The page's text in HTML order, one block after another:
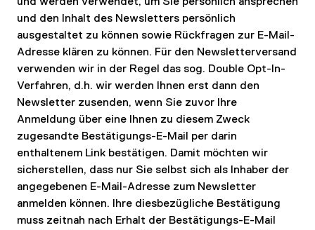
und den Inhalt des Newsletters persönlich
ausgestaltet zu können sowie Rückfragen zur E-Mail-
Adresse klären zu können. Für den Newsletterversand
verwenden wir in der Regel das sog. Double Opt-In-
Verfahren, d.h. wir werden Ihnen erst dann den
Newsletter zusenden, wenn Sie zuvor Ihre
Anmeldung über eine Ihnen zu diesem Zweck
zugesandte Bestätigungs-E-Mail per darin
enthaltenem Link bestätigen. Damit möchten wir
sicherstellen, dass nur Sie selbst sich als Inhaber der
angegebenen E-Mail-Adresse zum Newsletter
anmelden können. Ihre diesbezügliche Bestätigung
muss zeitnah nach Erhalt der Bestätigungs-E-Mail